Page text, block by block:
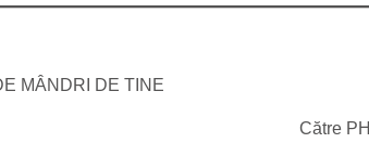
MÂNDRI DE TINE
Către PH